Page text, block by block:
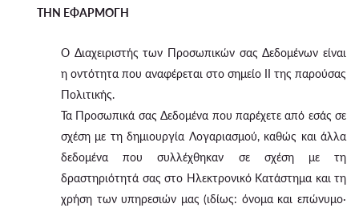
ΤΗΝ ΕΦΑΡΜΟΓΗ
Ο Διαχειριστής των Προσωπικών σας Δεδομένων είναι
η οντότητα που αναφέρεται στο σημείο II της παρούσας
Πολιτικής.
Τα Προσωπικά σας Δεδομένα που παρέχετε από εσάς σε
σχέση με τη δημιουργία Λογαριασμού, καθώς και άλλα
δεδομένα που συλλέχθηκαν σε σχέση με τη
δραστηριότητά σας στο Ηλεκτρονικό Κατάστημα και τη
χρήση των υπηρεσιών μας (ιδίως: όνομα και επώνυμο·